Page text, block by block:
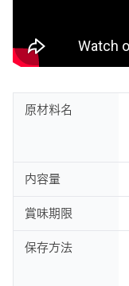
原材料名
内容量
賞味期限
保存方法